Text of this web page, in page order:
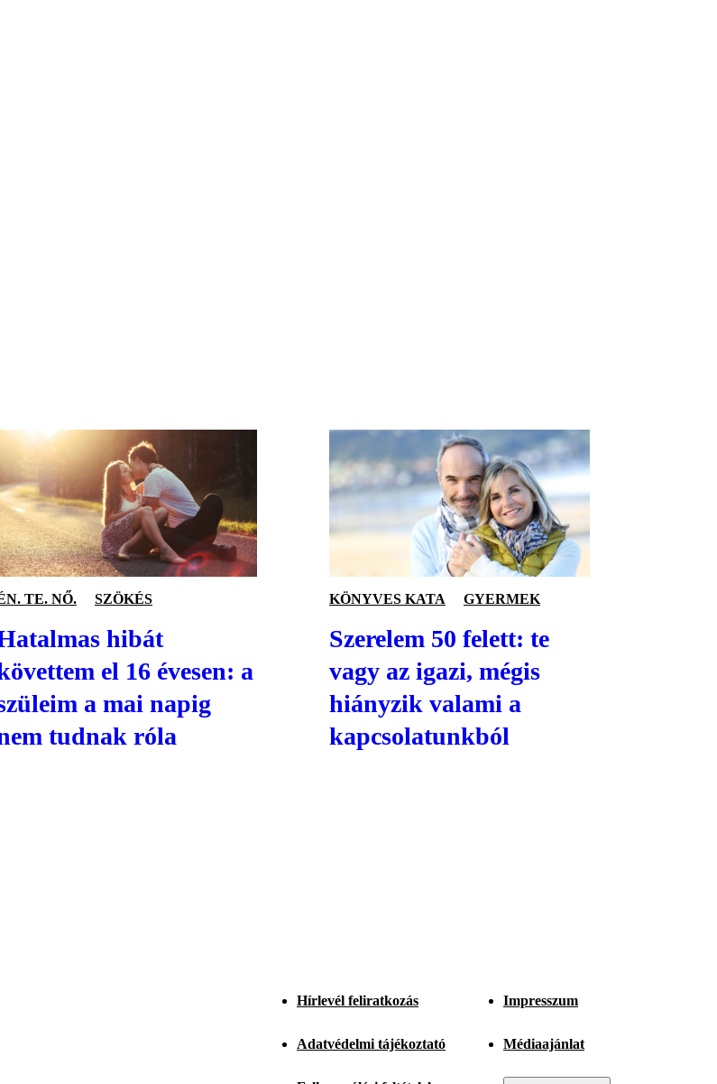
TE. NŐ. SZÖKÉS
hibát
el 16 évesen: a
a mai napig
tudnak róla
KÖNYVES KATA GYERMEK
Szerelem 50 felett: te
vagy az igazi, mégis
hiányzik valami a
kapcsolatunkból
Hírlevél feliratkozás Impresszum
Adatvédelmi tájékoztató Médiaajánlat